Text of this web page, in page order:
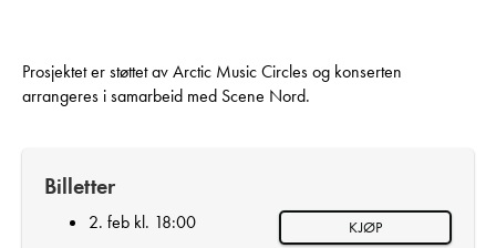
Prosjektet er støttet av Arctic Music Circles og konserten
arrangeres i samarbeid med Scene Nord.
Billetter
2. feb kl. 18:00 KJØP